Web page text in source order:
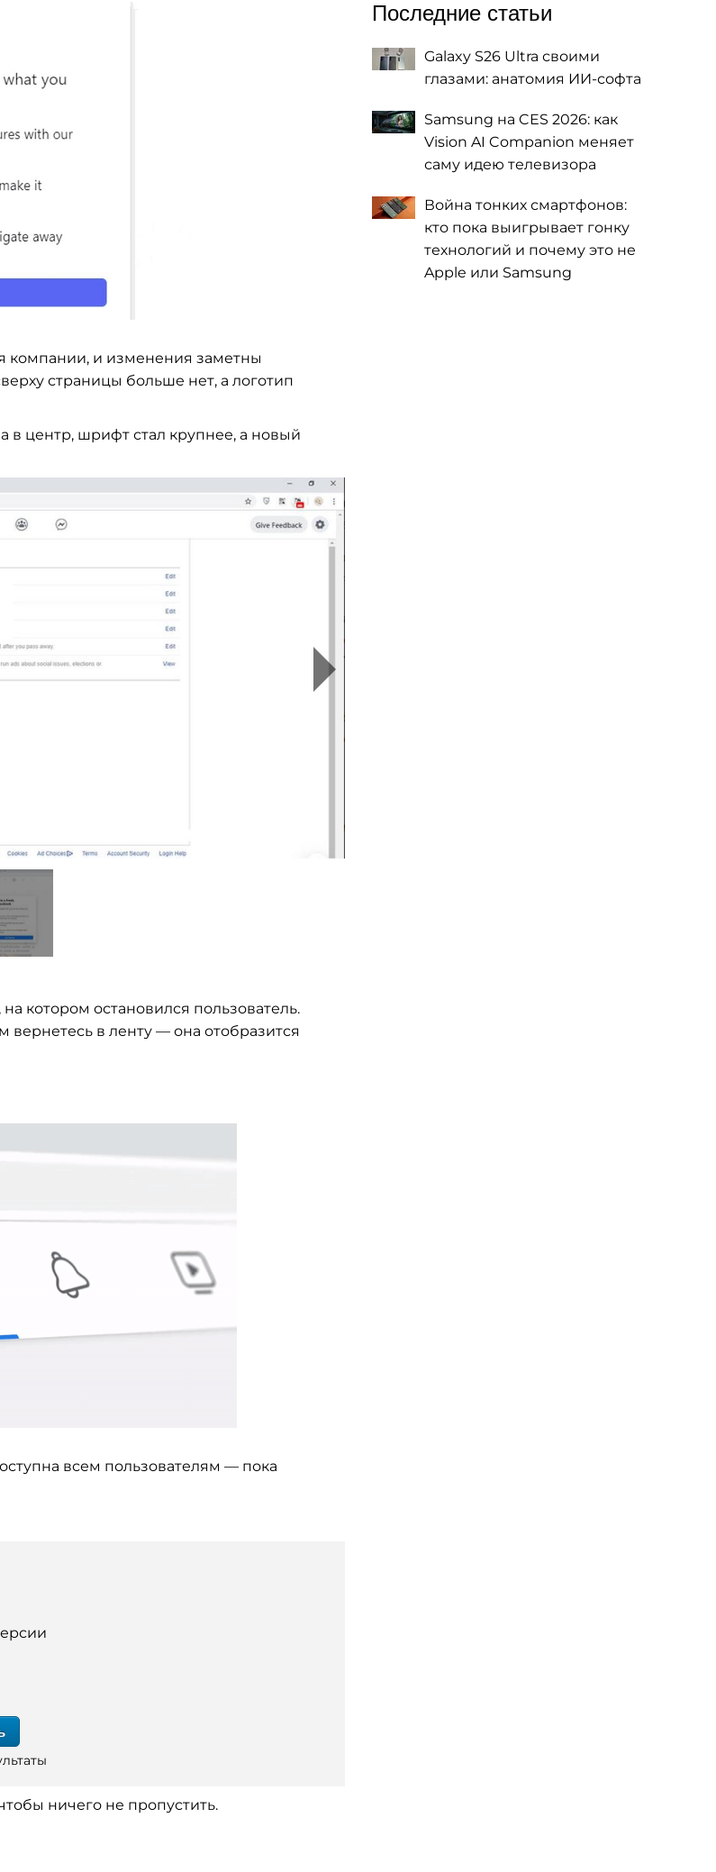
компании, и изменения заметны
страницы больше нет, а логотип
в центр, шрифт стал крупнее, а новый
на котором остановился пользователь.
вернетесь в ленту — она отобразится
всем пользователям — пока
ничего не пропустить.
Последние статьи
Galaxy S26 Ultra своими
глазами: анатомия ИИ-софта
Samsung на CES 2026: как
Vision AI Companion меняет
саму идею телевизора
Война тонких смартфонов:
кто пока выигрывает гонку
технологий и почему это не
Apple или Samsung